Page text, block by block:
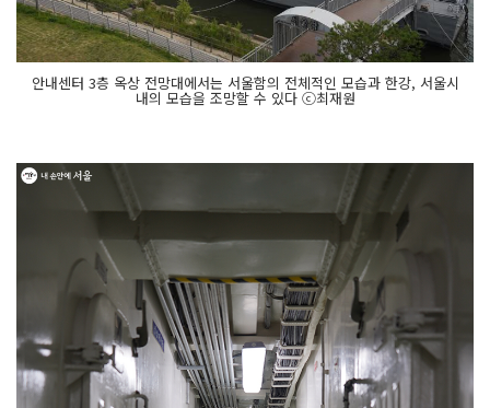
안내센터 3층 옥상 전망대에서는 서울함의 전체적인 모습과 한강, 서울시
내의 모습을 조망할 수 있다 ⓒ최재원